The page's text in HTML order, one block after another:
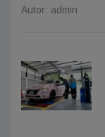
Autor: admin